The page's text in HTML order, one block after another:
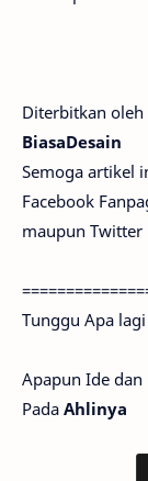
Diterbitkan oleh
BiasaDesain
Semoga artikel
Facebook
maupun Twitter
Tunggu Apa
Apapun Ide dan
Pada Ahlinya